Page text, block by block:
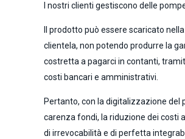
I nostri clienti gestiscono delle
Il prodotto può essere scaricato
clientela, non potendo produrre la
costretta a pagarci in contanti,
costi bancari e amministrativi.
Pertanto, con la digitalizzazione del
carenza fondi, la riduzione dei costi
di irrevocabilità e di perfetta